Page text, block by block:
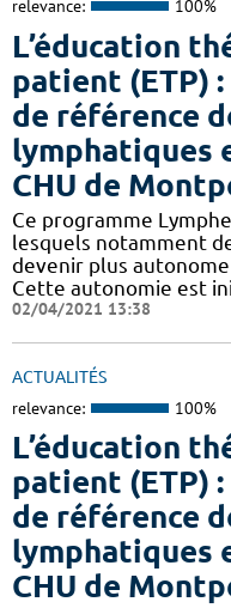
relevance: 100%
L’éducation
patient (ETP)
de référence
lymphatiques
CHU de
Ce programme
lesquels notamment
devenir plus
Cette autonomie est
02/04/2021 13:38
ACTUALITÉS
relevance: 100%
L’éducation
patient (ETP)
de référence
lymphatiques
CHU de